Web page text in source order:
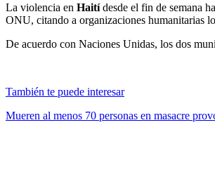
La violencia en Haitídesde el fin de semana
ONU, citando a organizaciones humanitarias
De acuerdo con Naciones Unidas, los dos
También te puede interesar
Mueren al menos 70 personas en masacre